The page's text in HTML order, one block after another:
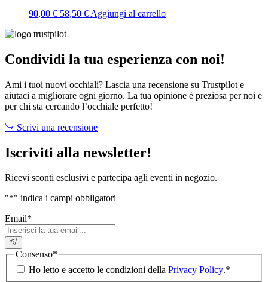
90,00€ Il
originale
90,00 €.
58,50 €Il
58,50 €.
Aggiungi al carrello
Condividi la tua esperienza con noi!
Ami i tuoi nuovi occhiali? Lascia una recensione su Trustpilot e
aiutaci a migliorare ogni giorno. La tua opinione è preziosa per noi e
per chi sta cercando l’occhiale perfetto!
Scrivi una recensione
Iscriviti alla newsletter!
Ricevi sconti esclusivi e partecipa agli eventi in negozio.
"*" indica i campi obbligatori
Email*
Consenso*
Ho letto e accetto le condizioni della Privacy Policy.*